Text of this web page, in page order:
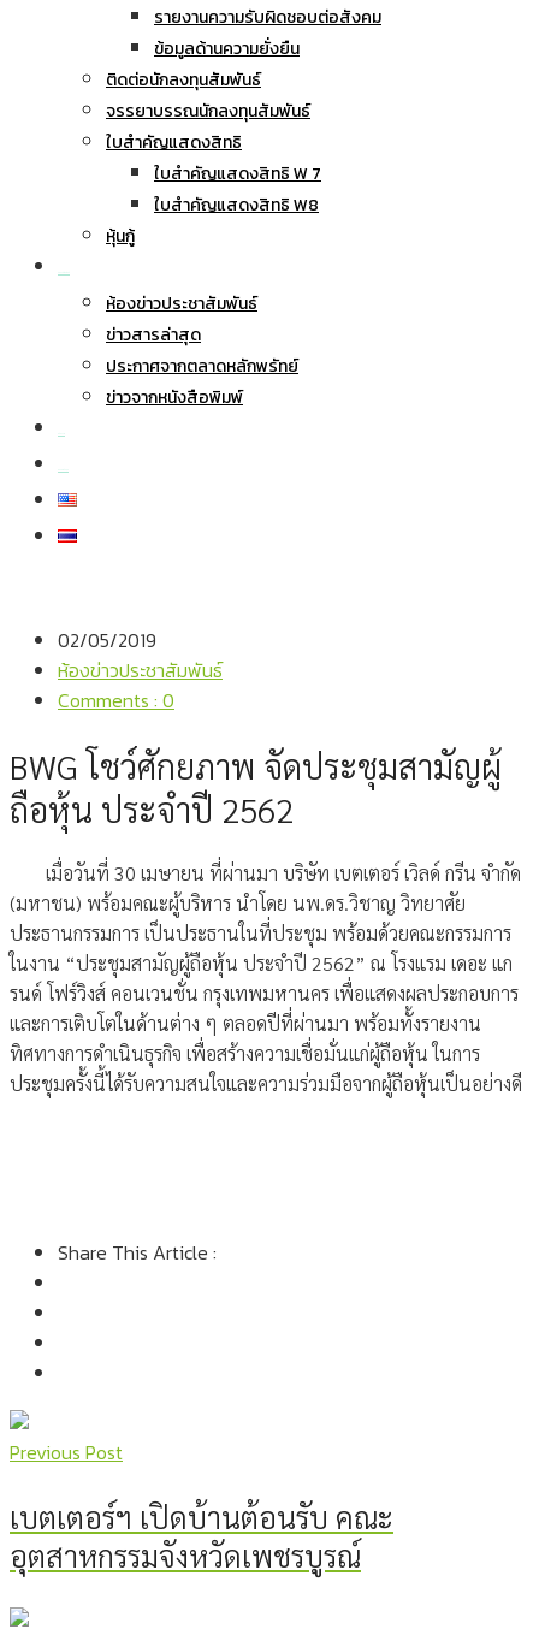
รายงานความรับผิดชอบต่อสังคม
ข้อมูลด้านความยั่งยืน
ติดต่อนักลงทุนสัมพันธ์
จรรยาบรรณนักลงทุนสัมพันธ์
ใบสำคัญแสดงสิทธิ
ใบสำคัญแสดงสิทธิ W 7
ใบสำคัญแสดงสิทธิ W8
หุ้นกู้
ห้องข่าวประชาสัมพันธ์
ข่าวสารล่าสุด
ประกาศจากตลาดหลักพรัทย์
ข่าวจากหนังสือพิมพ์
02/05/2019
ห้องข่าวประชาสัมพันธ์
Comments : 0
BWG โชว์ศักยภาพ จัดประชุมสามัญผู้
ถือหุ้น ประจำปี 2562
เมื่อวันที่ 30 เมษายน ที่ผ่านมา บริษัท เบตเตอร์ เวิลด์ กรีน จำกัด
(มหาชน) พร้อมคณะผู้บริหาร นำโดย นพ.ดร.วิชาญ วิทยาศัย
ประธานกรรมการ เป็นประธานในที่ประชุม พร้อมด้วยคณะกรรมการ
ในงาน “ประชุมสามัญผู้ถือหุ้น ประจำปี 2562” ณ โรงแรม เดอะ แก
รนด์ โฟร์วิงส์ คอนเวนชั่น กรุงเทพมหานคร เพื่อแสดงผลประกอบการ
และการเติบโตในด้านต่าง ๆ ตลอดปีที่ผ่านมา พร้อมทั้งรายงาน
ทิศทางการดำเนินธุรกิจ เพื่อสร้างความเชื่อมั่นแก่ผู้ถือหุ้น ในการ
ประชุมครั้งนี้ได้รับความสนใจและความร่วมมือจากผู้ถือหุ้นเป็นอย่างดี
Share This Article :
Previous Post
เบตเตอร์ฯ เปิดบ้านต้อนรับ คณะ
อุตสาหกรรมจังหวัดเพชรบูรณ์